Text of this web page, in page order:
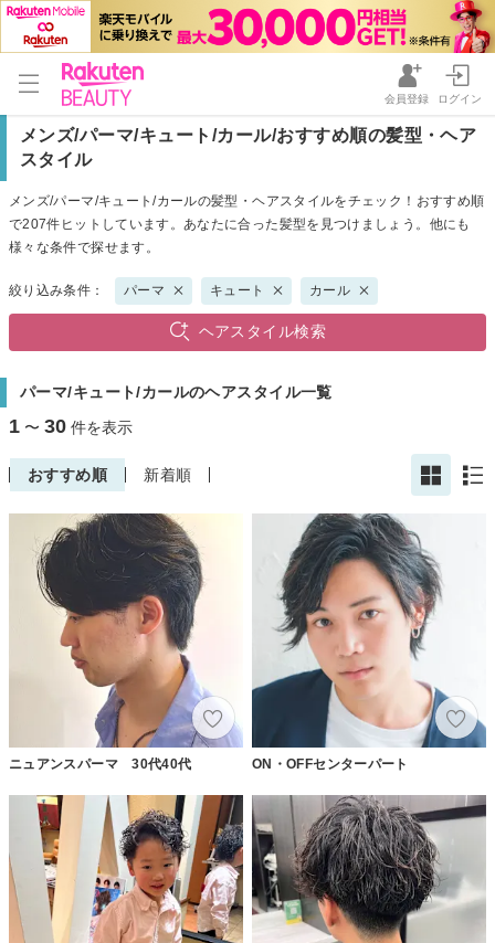
会員登録 ログイン
メンズ/パーマ/キュート/カール/おすすめ順の髪型・ヘア
スタイル
メンズ/パーマ/キュート/カールの髪型・ヘアスタイルをチェック！おすすめ順
で207件ヒットしています。あなたに合った髪型を見つけましょう。他にも
様々な条件で探せます。
絞り込み条件： パーマ キュート カール
ヘアスタイル検索
パーマ/キュート/カールのヘアスタイル一覧
1 〜 30 件を表示
おすすめ順 新着順
ニュアンスパーマ 30代40代 ON・OFFセンターパート